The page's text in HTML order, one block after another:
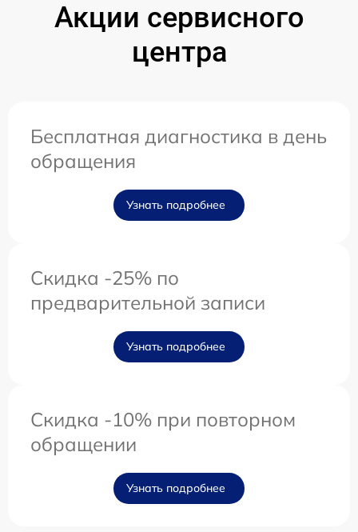
Акции сервисного
центра
Бесплатная диагностика в день
обращения
Узнать подробнее
Скидка -25% по
предварительной записи
Узнать подробнее
Скидка -10% при повторном
обращении
Узнать подробнее